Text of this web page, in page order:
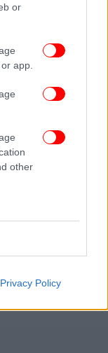
or
app.
other
Privacy Policy